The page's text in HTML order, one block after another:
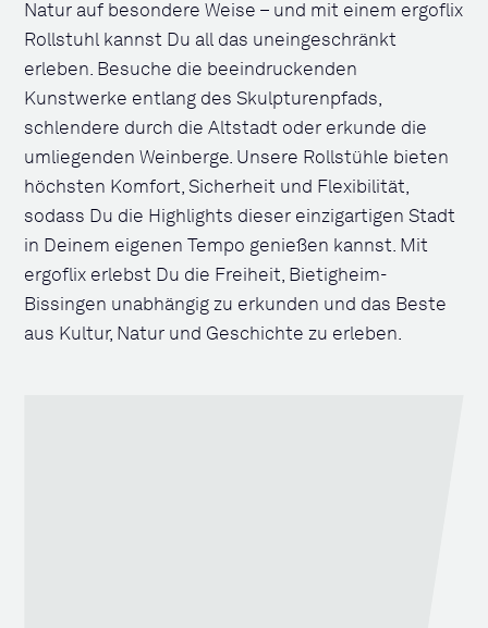
Natur auf besondere Weise – und mit einem ergoflix
Rollstuhl kannst Du all das uneingeschränkt
erleben. Besuche die beeindruckenden
Kunstwerke entlang des Skulpturenpfads,
schlendere durch die Altstadt oder erkunde die
umliegenden Weinberge. Unsere Rollstühle bieten
höchsten Komfort, Sicherheit und Flexibilität,
sodass Du die Highlights dieser einzigartigen Stadt
in Deinem eigenen Tempo genießen kannst. Mit
ergoflix erlebst Du die Freiheit, Bietigheim-
Bissingen unabhängig zu erkunden und das Beste
aus Kultur, Natur und Geschichte zu erleben.